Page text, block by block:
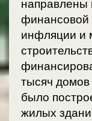
финансовой
инфляции и
тысяч домов
было
жилых